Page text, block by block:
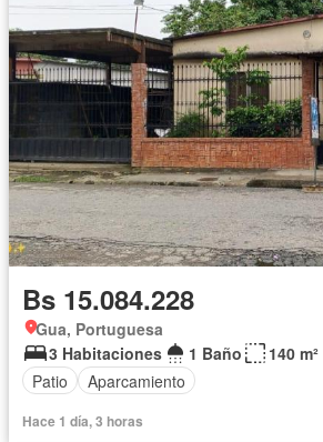
Bs 15.084.228
Gua, Portuguesa
3 Habitaciones
1 Baño
140 m²
Patio
Aparcamiento
Hace 1 día, 3 horas